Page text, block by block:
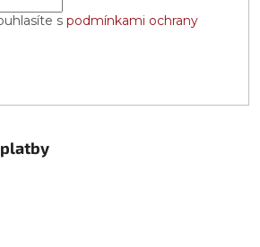
s podmínkami ochrany